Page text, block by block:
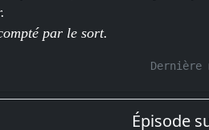
par le sort.
Épisode